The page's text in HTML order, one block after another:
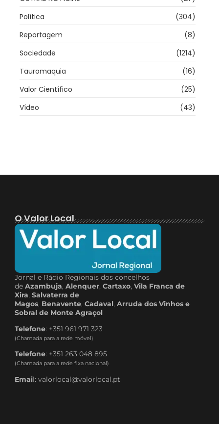
Política
(304)
Reportagem
(8)
Sociedade
(1214)
Tauromaquia
(16)
Valor Científico
(25)
Vídeo
(43)
O Valor Local
Jornal e Rádio Regionais dos concelhos
de Azambuja, Alenquer, Cartaxo, Vila Franca de
Xira, Salvaterra de
Magos, Benavente, Cadaval, Arruda dos Vinhos e
Sobral de Monte Agraçol
Telefone: +351 961 971 323
(Chamada para a rede móvel)
Telefone: +351 263 048 895
(Chamada para a rede fixa nacional)
Email: valorlocal@valorlocal.pt